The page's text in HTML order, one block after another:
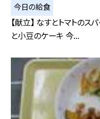
今日の給食
【献立】 なすとトマトのス
と小豆のケーキ 今...